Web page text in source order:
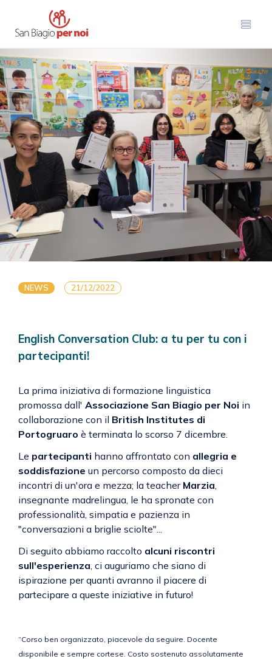
NEWS 21/12/2022
English Conversation Club: a tu per tu con i
partecipanti!
La prima iniziativa di formazione linguistica
promossa dall' Associazione San Biagio per Noi in
collaborazione con il British Institutes di
Portogruaro è terminata lo scorso 7 dicembre.
Le partecipanti hanno affrontato con allegria e
soddisfazione un percorso composto da dieci
incontri di un'ora e mezza; la teacher Marzia,
insegnante madrelingua, le ha spronate con
professionalità, simpatia e pazienza in
"conversazioni a briglie sciolte"...
Di seguito abbiamo raccolto alcuni riscontri
sull'esperienza, ci auguriamo che siano di
ispirazione per quanti avranno il piacere di
partecipare a queste iniziative in futuro!
“Corso ben organizzato, piacevole da seguire. Docente
disponibile e sempre cortese. Costo sostenuto assolutamente